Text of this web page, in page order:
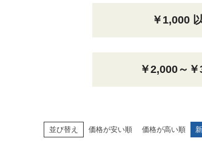
￥1,000
￥2,000～
並び替え 価格が安い順 価格が高い順